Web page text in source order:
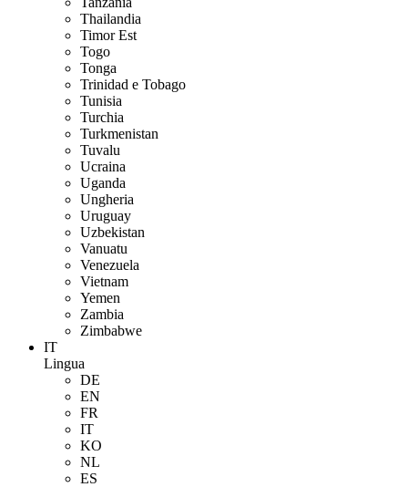
Thailandia
Timor Est
Togo
Tonga
Trinidad e Tobago
Tunisia
Turchia
Turkmenistan
Tuvalu
Ucraina
Uganda
Ungheria
Uruguay
Uzbekistan
Vanuatu
Venezuela
Vietnam
Yemen
Zambia
Zimbabwe
IT
Lingua
DE
EN
FR
IT
KO
NL
ES